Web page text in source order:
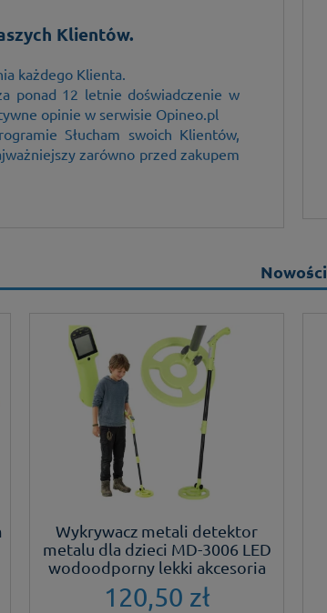
Klientów.
każdego Klienta.
ponad 12 letnie doświadczenie w
opinie w serwisie Opineo.pl
Słucham swoich Klientów,
zarówno przed zakupem
ze czas przedświąteczny
Nowości
Wykrywacz metali detektor
metalu dla dzieci MD-3006 LED
wodoodporny lekki akcesoria
120,50 zł